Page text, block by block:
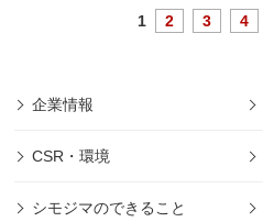
1 2 3 4
企業情報
CSR・環境
シモジマのできること